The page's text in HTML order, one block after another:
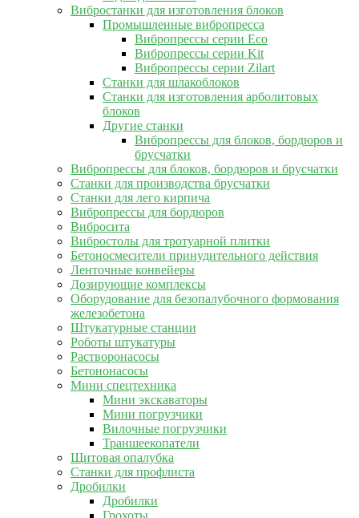
Вибростанки для изготовления блоков
Промышленные вибропресса
Вибропрессы серии Eco
Вибропрессы серии Kit
Вибропрессы серии Zilart
Станки для шлакоблоков
Станки для изготовления арболитовых
блоков
Другие станки
Вибропрессы для блоков, бордюров и
брусчатки
Вибропрессы для блоков, бордюров и брусчатки
Станки для производства брусчатки
Станки для лего кирпича
Вибропрессы для бордюров
Вибросита
Вибростолы для тротуарной плитки
Бетоносмесители принудительного действия
Ленточные конвейеры
Дозирующие комплексы
Оборудование для безопалубочного формования
железобетона
Штукатурные станции
Роботы штукатуры
Растворонасосы
Бетононасосы
Мини спецтехника
Мини экскаваторы
Мини погрузчики
Вилочные погрузчики
Траншеекопатели
Щитовая опалубка
Станки для профлиста
Дробилки
Дробилки
Грохоты